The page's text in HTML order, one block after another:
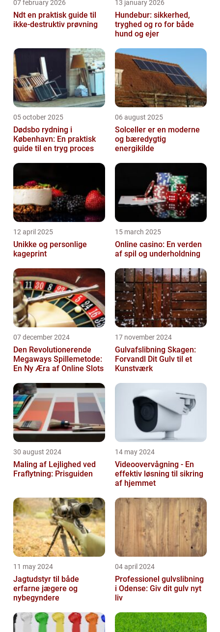
07 february 2026
Ndt en praktisk guide til
ikke-destruktiv prøvning
13 january 2026
Hundebur: sikkerhed,
tryghed og ro for både
hund og ejer
05 october 2025
Dødsbo rydning i
København: En praktisk
guide til en tryg proces
06 august 2025
Solceller er en moderne
og bæredygtig
energikilde
12 april 2025
Unikke og personlige
kageprint
15 march 2025
Online casino: En verden
af spil og underholdning
07 december 2024
Den Revolutionerende
Megaways Spillemetode:
En Ny Æra af Online Slots
17 november 2024
Gulvafslibning Skagen:
Forvandl Dit Gulv til et
Kunstværk
30 august 2024
Maling af Lejlighed ved
Fraflytning: Prisguiden
14 may 2024
Videoovervågning - En
effektiv løsning til sikring
af hjemmet
11 may 2024
Jagtudstyr til både
erfarne jægere og
nybegyndere
04 april 2024
Professionel gulvslibning
i Odense: Giv dit gulv nyt
liv